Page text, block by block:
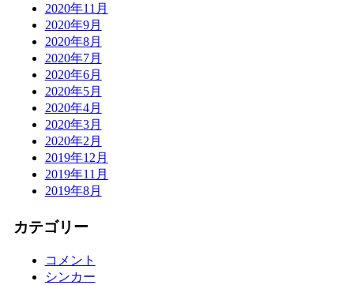
2020年11月
2020年9月
2020年8月
2020年7月
2020年6月
2020年5月
2020年4月
2020年3月
2020年2月
2019年12月
2019年11月
2019年8月
カテゴリー
コメント
シンカー